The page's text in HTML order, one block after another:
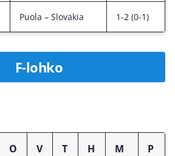
Puola – Slovakia 1-2 (0-1)
F-lohko
O V T H M P